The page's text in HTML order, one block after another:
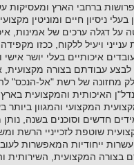
ברחבי הארץ ומעסיקות
בעלי ניסיון חיים ומוניטין
על דגלה ערכים של אמינות,
ענייני ויעיל ללקוח, ככזו
איכותיים בעלי יושר אישי
לבצע עבודתם בצורה
מחזונה של רשת "אל-הנכס"
האיכותית והמקצועית
המקצועי והמגוון ביותר
חדשים וסוכנים בשנה,
שוטפת לזכייניי הרשת
ייחודיות המאפשרות
בצורה המקצועית, השירותית